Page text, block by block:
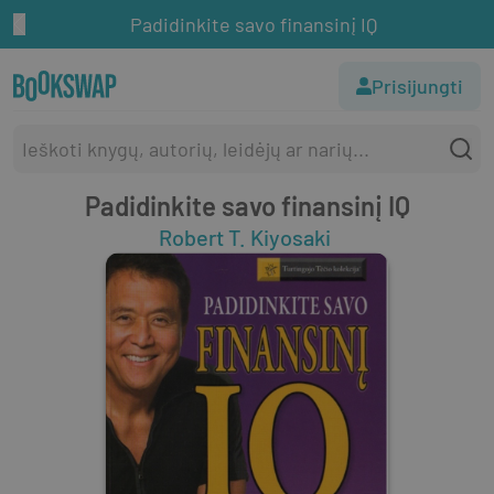
Padidinkite savo finansinį IQ
Prisijungti
Padidinkite savo finansinį IQ
Robert T. Kiyosaki